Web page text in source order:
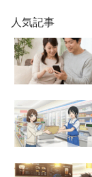
人気記事